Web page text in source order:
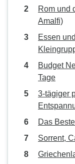
Rom und
Amalfi)
Essen
Budget
Tage
3-tägiger
Das
Sorrent,